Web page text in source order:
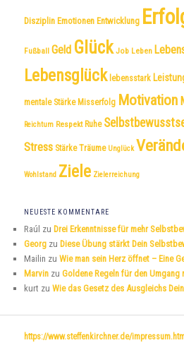
Disziplin Emotionen Entwicklung
Fußball Geld Glück Job Leben
Lebensglück lebensstark
mentale Stärke Misserfolg Motivation
Reichtum Respekt Ruhe
Stress Stärke Träume Unglück
Wohlstand Ziele Zielerreichung
NEUESTE KOMMENTARE
Raúl zu Drei Erkenntnisse für mehr
Georg zu Diese Übung stärkt Dein
Mailin zuWie man sein Herz öffnet – Eine
Marvin zuGoldene Regeln für den
kurt zuWie das Gesetz des Ausgleichs
https://www.steffenkirchner.de/